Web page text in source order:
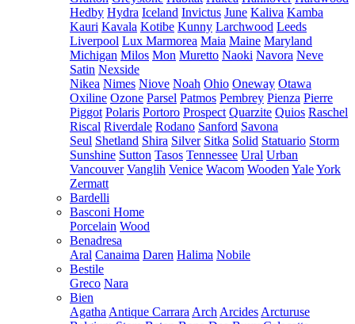
Hedby Hydra Iceland Invictus June Kaliva Kamba
Kauri Kavala Kotibe Kunny Larchwood Leeds
Liverpool Lux Marmorea Maia Maine Maryland
Michigan Milos Mon Muretto Naoki Navora Neve
Satin Nexside
Nikea Nimes Niove Noah Ohio Oneway Otawa
Oxiline Ozone Parsel Patmos Pembrey Pienza Pierre
Piggot Polaris Portoro Prospect Quarzite Quios Raschel
Riscal Riverdale Rodano Sanford Savona
Seul Shetland Shira Silver Sitka Solid Statuario Storm
Sunshine Sutton Tasos Tennessee Ural Urban
Vancouver Vanglih Venice Wacom Wooden YaleYork
Zermatt
Bardelli
Basconi Home
Porcelain Wood
Benadresa
Aral Canaima Daren Halima Nobile
Bestile
Greco Nara
Bien
Agatha Antique Carrara Arch Arcides Arcturuse